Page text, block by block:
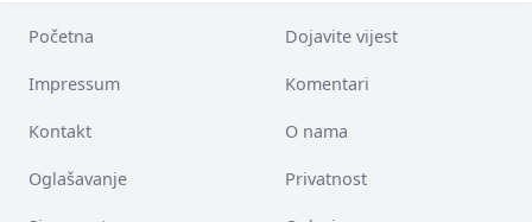
Početna Dojavite vijest
Impressum Komentari
Kontakt O nama
Oglašavanje Privatnost